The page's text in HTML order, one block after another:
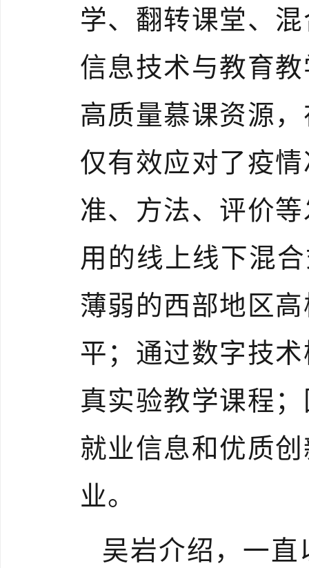
学、翻转课堂、
信息技术与教育
高质量慕课资源
仅有效应对了疫
准、方法、评价
用的线上线下混
薄弱的西部地区
平；通过数字技
真实验教学课程
就业信息和优质
业。
吴岩介绍，一